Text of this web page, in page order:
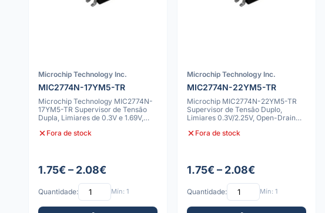
Microchip Technology Inc.
MIC2774N-17YM5-TR
Microchip Technology MIC2774N-
17YM5-TR Supervisor de Tensão
Dupla, Limiares de 0.3V e 1.69V,
Fora de stock
1.75€ – 2.08€
Quantidade: Mín: 1
Microchip Technology Inc.
MIC2774N-22YM5-TR
Microchip MIC2774N-22YM5-TR
Supervisor de Tensão Duplo,
Limiares 0.3V/2.25V, Open-Drain
Fora de stock
1.75€ – 2.08€
Quantidade: Mín: 1